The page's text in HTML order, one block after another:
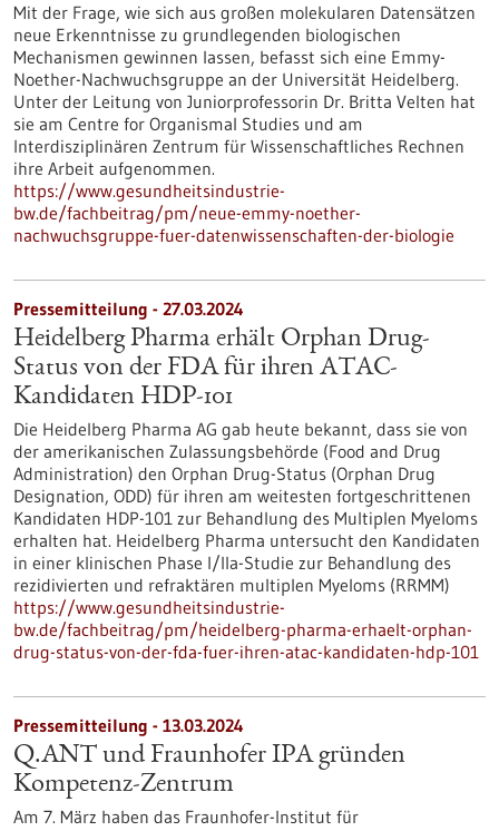
Mit der Frage, wie sich aus großen molekularen Datensätzen
neue Erkenntnisse zu grundlegenden biologischen
Mechanismen gewinnen lassen, befasst sich eine Emmy-
Noether-Nachwuchsgruppe an der Universität Heidelberg.
Unter der Leitung von Juniorprofessorin Dr. Britta Velten hat
sie am Centre for Organismal Studies und am
Interdisziplinären Zentrum für Wissenschaftliches Rechnen
ihre Arbeit aufgenommen.
https://www.gesundheitsindustrie-
bw.de/fachbeitrag/pm/neue-emmy-noether-
nachwuchsgruppe-fuer-datenwissenschaften-der-biologie
Pressemitteilung - 27.03.2024
Heidelberg Pharma erhält Orphan Drug-
Status von der FDA für ihren ATAC-
Kandidaten HDP-101
Die Heidelberg Pharma AG gab heute bekannt, dass sie von
der amerikanischen Zulassungsbehörde (Food and Drug
Administration) den Orphan Drug-Status (Orphan Drug
Designation, ODD) für ihren am weitesten fortgeschrittenen
Kandidaten HDP-101 zur Behandlung des Multiplen Myeloms
erhalten hat. Heidelberg Pharma untersucht den Kandidaten
in einer klinischen Phase I/IIa-Studie zur Behandlung des
rezidivierten und refraktären multiplen Myeloms (RRMM)
https://www.gesundheitsindustrie-
bw.de/fachbeitrag/pm/heidelberg-pharma-erhaelt-orphan-
drug-status-von-der-fda-fuer-ihren-atac-kandidaten-hdp-101
Pressemitteilung - 13.03.2024
Q.ANT und Fraunhofer IPA gründen
Kompetenz-Zentrum
Am 7. März haben das Fraunhofer-Institut für